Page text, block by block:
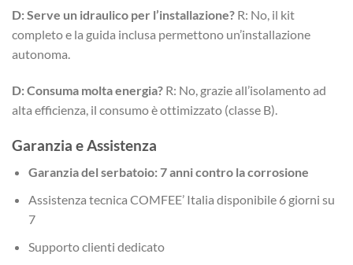
D: Serve un idraulico per l’installazione? R: No, il kit
completo e la guida inclusa permettono un’installazione
autonoma.
D: Consuma molta energia? R: No, grazie all’isolamento ad
alta efficienza, il consumo è ottimizzato (classe B).
Garanzia e Assistenza
Garanzia del serbatoio: 7 anni contro la corrosione
Assistenza tecnica COMFEE’ Italia disponibile 6 giorni su
7
Supporto clienti dedicato